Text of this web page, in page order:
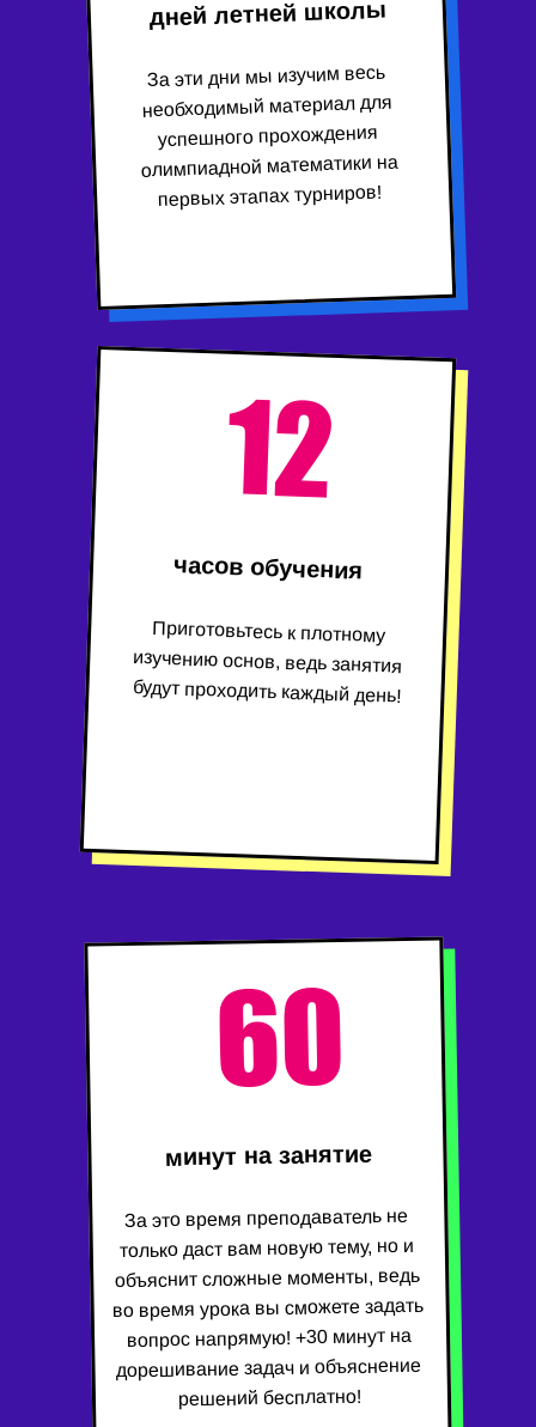
За эти дни мы изучим весь
необходимый материал для
успешного прохождения
олимпиадной математики на
первых этапах турниров!
Приготовьтесь к плотному
изучению основ, ведь занятия
будут проходить каждый день!
За это время преподаватель не
только даст вам новую тему, но и
объяснит сложные моменты, ведь
во время урока вы сможете задать
вопрос напрямую! +30 минут на
дорешивание задач и объяснение
решений бесплатно!
дней летней школы
часов обучения
минут на занятие
12
60